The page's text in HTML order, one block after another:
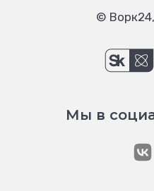
©
Мы в